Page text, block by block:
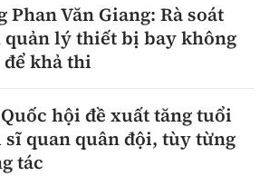
Phan Văn Giang: Rà soát
lý thiết bị bay không
khả thi
hội đề xuất tăng tuổi
quan quân đội, tùy từng
tác